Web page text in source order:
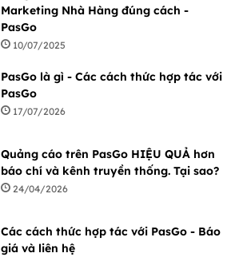
Marketing Nhà Hàng đúng cách -
PasGo
10/07/2025
PasGo là gì - Các cách thức hợp tác với
PasGo
17/07/2026
Quảng cáo trên PasGo HIỆU QUẢ hơn
báo chí và kênh truyền thống. Tại sao?
24/04/2026
Các cách thức hợp tác với PasGo - Báo
giá và liên hệ